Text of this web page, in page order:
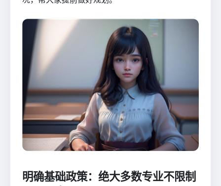
明确基础政策：绝大多数专业不限制